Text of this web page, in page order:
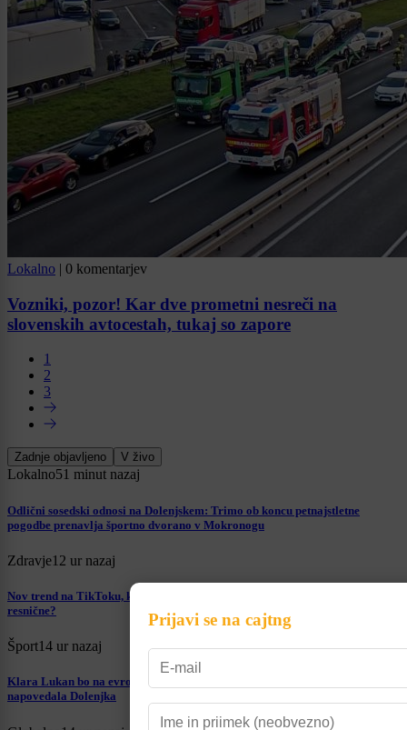
Lokalno | 0 komentarjev
Vozniki, pozor! Kar dve prometni nesreči na
slovenskih avtocestah, tukaj so zapore
1
2
3
Zadnje objavljeno V živo
Lokalno51 minut nazaj
Odlični sosedski odnosi na Dolenjskem: Trimo ob koncu petnajstletne
pogodbe prenavlja športno dvorano v Mokronogu
Zdravje12 ur nazaj
Nov trend na TikToku, ki skrbi strokovnjake: Ali so injekcije za porjavitev
resnične?
Šport14 ur nazaj
Klara Lukan bo na evropskem prvenstvu ena od favoritk za medaljo: To je
napovedala Dolenjka
Prijavi se na cajtng